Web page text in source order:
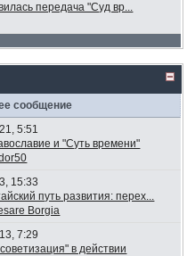
передача "Суд вр...
сообщение
5:51
и "Суть времени"
15:33
путь развития: перех...
Borgia
7:29
в действии